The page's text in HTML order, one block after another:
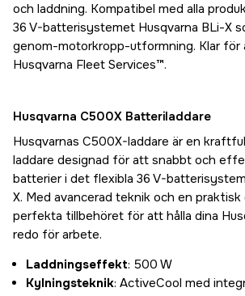
och laddning. Kompatibel med alla
36 V-batterisystemet Husqvarna BLi-X
genom-motorkropp-utformning. Klar för
Husqvarna Fleet Services™.
Husqvarna C500X Batteriladdare
Husqvarnas C500X-laddare är en
laddare designad för att snabbt och
batterier i det flexibla 36 V-
X. Med avancerad teknik och en
perfekta tillbehöret för att hålla dina
redo för arbete.
Laddningseffekt: 500 W
Kylningsteknik: ActiveCool med